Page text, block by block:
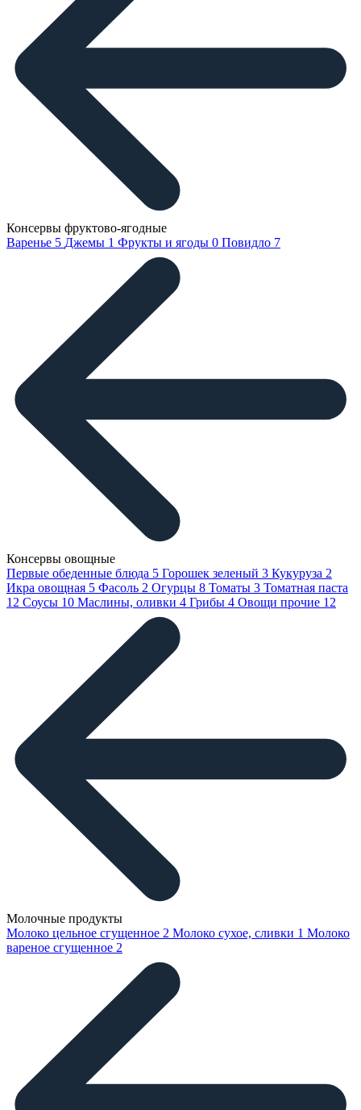
Консервы фруктово-ягодные
Варенье 5 Джемы 1 Фрукты и ягоды 0 Повидло 7
Консервы овощные
Первые обеденные блюда 5 Горошек зеленый 3 Кукуруза 2
Икра овощная 5 Фасоль 2 Огурцы 8 Томаты 3 Томатная паста
12 Соусы 10 Маслины, оливки 4 Грибы 4 Овощи прочие 12
Молочные продукты
Молоко цельное сгущенное 2 Молоко сухое, сливки 1 Молоко
вареное сгущенное 2